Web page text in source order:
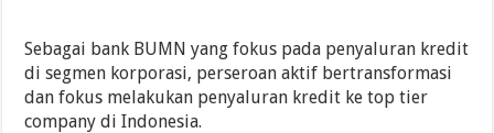
Sebagai bank BUMN yang fokus pada penyaluran kredit
di segmen korporasi, perseroan aktif bertransformasi
dan fokus melakukan penyaluran kredit ke top tier
company di Indonesia.